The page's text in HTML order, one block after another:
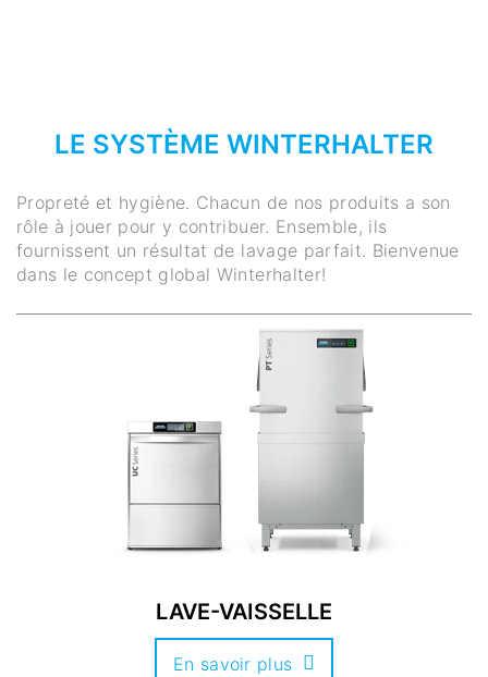
LE SYSTÈME WINTERHALTER
Propreté et hygiène. Chacun de nos produits a son
rôle à jouer pour y contribuer. Ensemble, ils
fournissent un résultat de lavage parfait. Bienvenue
dans le concept global Winterhalter!
LAVE-VAISSELLE
En savoir plus